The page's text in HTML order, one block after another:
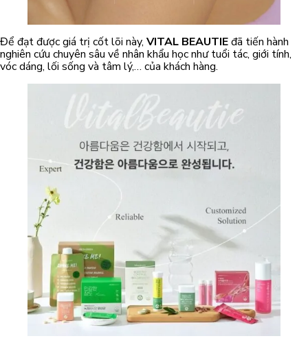
Để đạt được giá trị cốt lõi này, VITAL BEAUTIEđã tiến hành
nghiên cứu chuyên sâu về nhân khẩu học như tuổi tác, giới tính,
vóc dáng, lối sống và tâm lý,… của khách hàng.